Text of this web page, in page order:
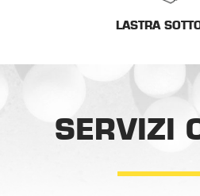
LASTRA
SERVIZI